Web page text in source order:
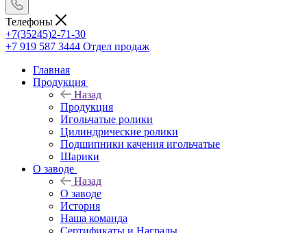
Телефоны
+7(35245)2-71-30
+7 919 587 3444 Отдел продаж
Главная
Продукция
Назад
Продукция
Игольчатые ролики
Цилиндрические ролики
Подшипники качения игольчатые
Шарики
О заводе
Назад
О заводе
История
Наша команда
Сертификаты и Награды